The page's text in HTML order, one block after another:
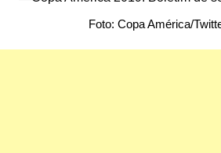
Foto: Copa América/